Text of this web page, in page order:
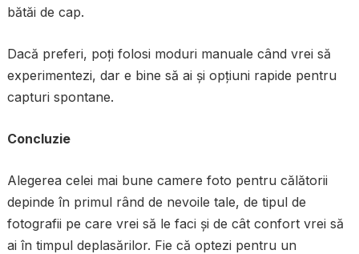
bătăi de cap.
Dacă preferi, poți folosi moduri manuale când vrei să
experimentezi, dar e bine să ai și opțiuni rapide pentru
capturi spontane.
Concluzie
Alegerea celei mai bune camere foto pentru călătorii
depinde în primul rând de nevoile tale, de tipul de
fotografii pe care vrei să le faci și de cât confort vrei să
ai în timpul deplasărilor. Fie că optezi pentru un